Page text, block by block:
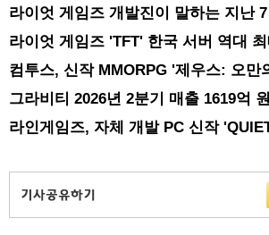
라이엇 게임즈 개발진이 말하는 지난
라이엇 게임즈 'TFT' 한국 서버 역대
컴투스, 신작 MMORPG '제우스: 오만
그라비티 2026년 2분기 매출 1619억
라인게임즈, 자체 개발 PC 신작